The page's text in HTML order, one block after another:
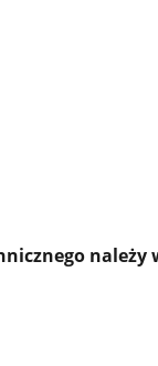
należy